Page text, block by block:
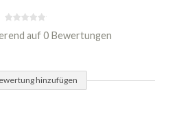
auf 0 Bewertungen
hinzufügen